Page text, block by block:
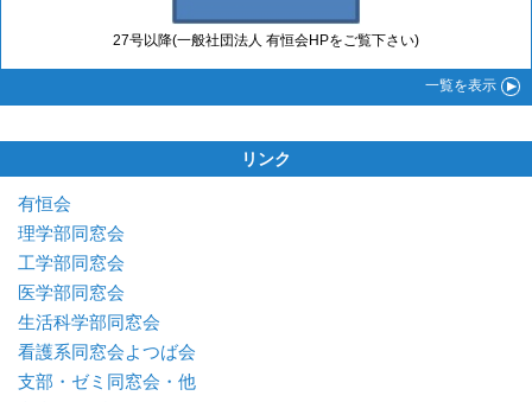
27号以降(一般社団法人 有恒会HPをご覧下さい)
一覧を表示
リンク
有恒会
理学部同窓会
工学部同窓会
医学部同窓会
生活科学部同窓会
看護系同窓会よつば会
支部・ゼミ同窓会・他